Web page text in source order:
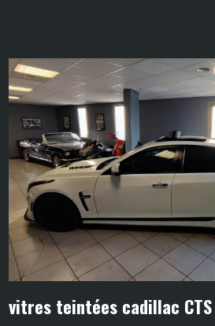
vitres teintées cadillac CTS